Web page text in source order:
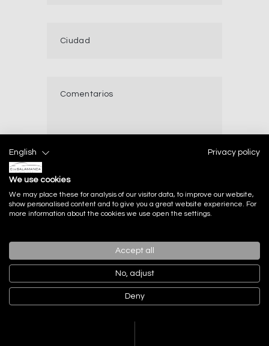
He leído y acepto elaviso legaly lapolitica de
privacidad
Enviar
English Privacy policy
We use cookies
We may place these for analysis of our visitor data, to improve our website,
show personalised content and to give you a great website experience. For
more information about the cookies we use open the settings.
Accept all
No, adjust
Deny